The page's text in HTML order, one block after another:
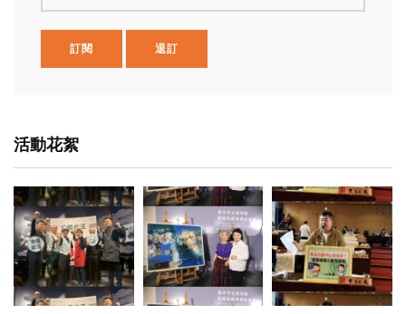
訂閱 退訂
活動花絮